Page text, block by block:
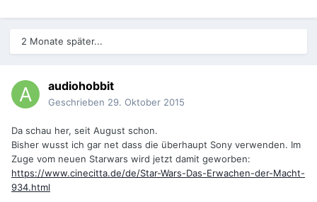
2 Monate später...
audiohobbit
Geschrieben 29. Oktober 2015
Da schau her, seit August schon.
Bisher wusst ich gar net dass die überhaupt Sony verwenden. Im
Zuge vom neuen Starwars wird jetzt damit geworben:
https://www.cinecitta.de/de/Star-Wars-Das-Erwachen-der-Macht-
934.html